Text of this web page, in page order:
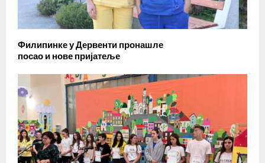
Филипинке у Дервенти пронашле
посао и нове пријатеље